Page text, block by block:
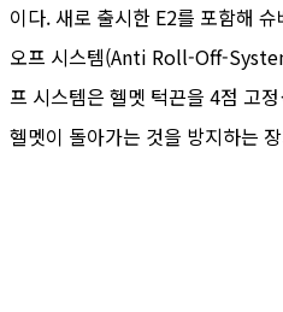
이다. 새로 출시한 E2를 포함해
오프 시스템(Anti Roll-Off-
프 시스템은 헬멧 턱끈을 4점 고
헬멧이 돌아가는 것을 방지하는